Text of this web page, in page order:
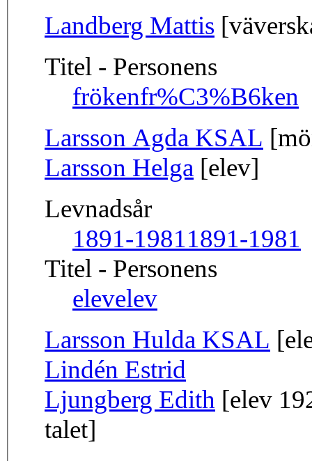
Landberg Mattis
Titel - Personens
frökenfr%C3%B6ken
Larsson Agda KSAL
Larsson Helga [elev]
Levnadsår
1891-19811891-1981
Titel - Personens
elevelev
Larsson Hulda KSAL
Lindén Estrid
Ljungberg Edith [elev
talet]